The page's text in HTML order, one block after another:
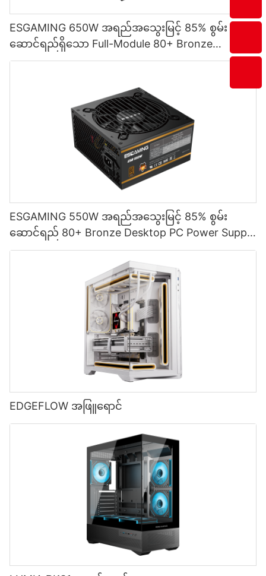
ESGAMING 650W အရည်အသွေးမြင့် 85% စွမ်း
ဆောင်ရည်ရှိသော Full-Module 80+ Bronze
Desktop PC Power Supply ထောက်ပံ့မှု ESB650W
ESGAMING 550W အရည်အသွေးမြင့် 85% စွမ်း
ဆောင်ရည် 80+ Bronze Desktop PC Power Supply
ထောက်ပံ့ရေးပစ္စည်းများ ESB550W
EDGEFLOW အဖြူရောင်